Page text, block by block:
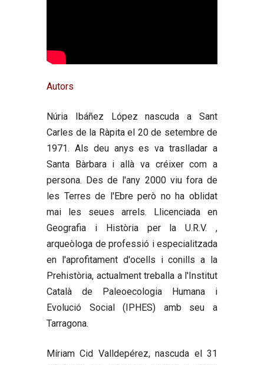
Autors
Núria Ibáñez López nascuda a Sant
Carles de la Ràpita el 20 de setembre de
1971. Als deu anys es va traslladar a
Santa Bàrbara i allà va créixer com a
persona. Des de l'any 2000 viu fora de
les Terres de l'Ebre però no ha oblidat
mai les seues arrels. Llicenciada en
Geografia i Història per la U.R.V. ,
arqueòloga de professió i especialitzada
en l'aprofitament d'ocells i conills a la
Prehistòria, actualment treballa a l'Institut
Català de Paleoecologia Humana i
Evolució Social (IPHES) amb seu a
Tarragona.
Míriam Cid Valldepérez, nascuda el 31